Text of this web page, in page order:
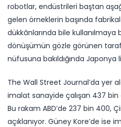
robotlar, endüstrileri baştan
gelen örneklerin başında
dükkânlarında bile
dönüşümün gözle görünen
nüfusuna bakıldığında
The Wall Street Journal’da yer
imalat sanayide çalışan 437
Bu rakam ABD’de 237 bin 400,
açıklanıyor. Güney Kore’de ise